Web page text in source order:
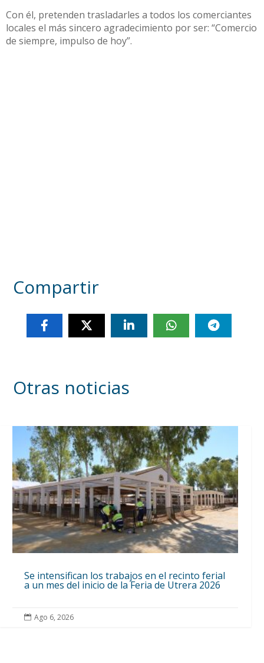
Con él, pretenden trasladarles a todos los comerciantes
locales el más sincero agradecimiento por ser: “Comercio
de siempre, impulso de hoy”.
Compartir
Otras noticias
Se intensifican los trabajos en el recinto ferial
a un mes del inicio de la Feria de Utrera 2026
 Ago 6, 2026